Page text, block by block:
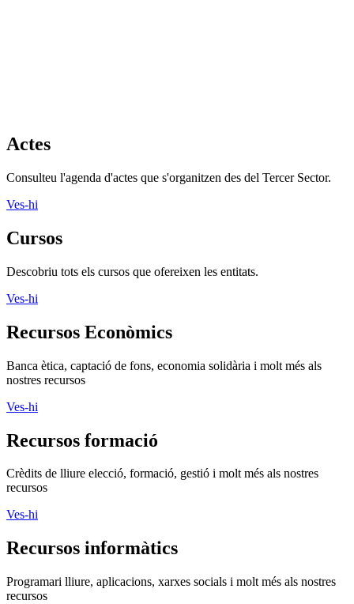
Actes
Consulteu l'agenda d'actes que s'organitzen des del Tercer Sector.
Ves-hi
Cursos
Descobriu tots els cursos que ofereixen les entitats.
Ves-hi
Recursos Econòmics
Banca ètica, captació de fons, economia solidària i molt més als
nostres recursos
Ves-hi
Recursos formació
Crèdits de lliure elecció, formació, gestió i molt més als nostres
recursos
Ves-hi
Recursos informàtics
Programari lliure, aplicacions, xarxes socials i molt més als nostres
recursos